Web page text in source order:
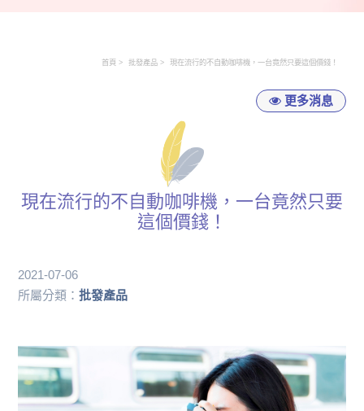
首頁 批發產品 現在流行的不自動咖啡機，一台竟然只要這個價錢！
更多消息
現在流行的不自動咖啡機，一台竟然只要
這個價錢！
2021-07-06
所屬分類：批發產品